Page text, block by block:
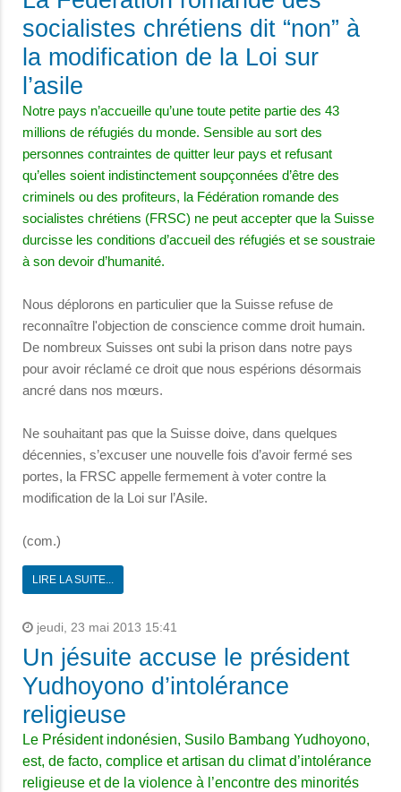
socialistes chrétiens dit “non” à
la modification de la Loi sur
l’asile
Notre pays n’accueille qu’une toute petite partie des 43
millions de réfugiés du monde. Sensible au sort des
personnes contraintes de quitter leur pays et refusant
qu’elles soient indistinctement soupçonnées d’être des
criminels ou des profiteurs, la Fédération romande des
socialistes chrétiens (FRSC) ne peut accepter que la Suisse
durcisse les conditions d’accueil des réfugiés et se soustraie
à son devoir d’humanité.
Nous déplorons en particulier que la Suisse refuse de
reconnaître l'objection de conscience comme droit humain.
De nombreux Suisses ont subi la prison dans notre pays
pour avoir réclamé ce droit que nous espérions désormais
ancré dans nos mœurs.
Ne souhaitant pas que la Suisse doive, dans quelques
décennies, s’excuser une nouvelle fois d’avoir fermé ses
portes, la FRSC appelle fermement à voter contre la
modification de la Loi sur l’Asile.
(com.)
LIRE LA SUITE...
jeudi, 23 mai 2013 15:41
Un jésuite accuse le président
Yudhoyono d’intolérance
religieuse
Le Président indonésien, Susilo Bambang Yudhoyono,
est, de facto, complice et artisan du climat d’intolérance
religieuse et de la violence à l’encontre des minorités